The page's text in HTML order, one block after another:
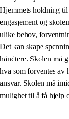
3.2
3.3
3.4 Opplæring
3.5
Hjemmets holdning til
engasjement og
ulike behov,
Det kan skape
håndtere. Skolen må
hva som forventes av
ansvar. Skolen må
mulighet til å få hjelp